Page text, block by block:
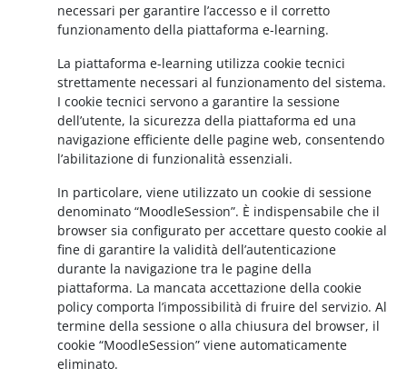
necessari per garantire l’accesso e il corretto
funzionamento della piattaforma e-learning.
La piattaforma e-learning utilizza cookie tecnici
strettamente necessari al funzionamento del sistema.
I cookie tecnici servono a garantire la sessione
dell’utente, la sicurezza della piattaforma ed una
navigazione efficiente delle pagine web, consentendo
l’abilitazione di funzionalità essenziali.
In particolare, viene utilizzato un cookie di sessione
denominato “MoodleSession”. È indispensabile che il
browser sia configurato per accettare questo cookie al
fine di garantire la validità dell’autenticazione
durante la navigazione tra le pagine della
piattaforma. La mancata accettazione della cookie
policy comporta l’impossibilità di fruire del servizio. Al
termine della sessione o alla chiusura del browser, il
cookie “MoodleSession” viene automaticamente
eliminato.